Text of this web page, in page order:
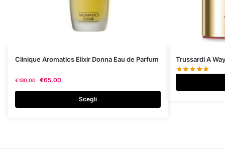
Clinique Aromatics Elixir Donna Eau de Parfum
€130,00 €65,00
Scegli
Questo
ha
più
varianti.
Trussardi A